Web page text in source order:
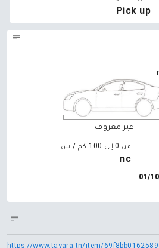
Pick up
غير معروف
من 0 إلى 100 كم / س
nc
01/
https://www.tayara.tn/item/